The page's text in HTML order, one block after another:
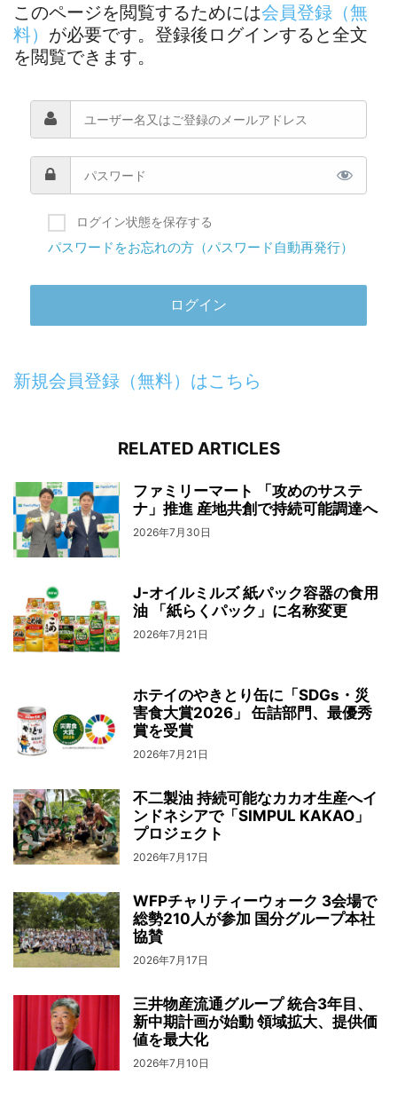
このページを閲覧するためには会員登録（無
料） が必要です。登録後ログインすると全文
を閲覧できます。
ログイン状態を保存する
パスワードをお忘れの方（パスワード自動再発行）
新規会員登録（無料）はこちら
RELATED ARTICLES
ファミリーマート 「攻めのサステ
ナ」推進 産地共創で持続可能調達へ
2026年7月30日
J-オイルミルズ 紙パック容器の食用
油 「紙らくパック」に名称変更
2026年7月21日
ホテイのやきとり缶に「SDGs・災
害食大賞2026」 缶詰部門、最優秀
賞を受賞
2026年7月21日
不二製油 持続可能なカカオ生産へイ
ンドネシアで「SIMPUL KAKAO」
プロジェクト
2026年7月17日
WFPチャリティーウォーク 3会場で
総勢210人が参加 国分グループ本社
協賛
2026年7月17日
三井物産流通グループ 統合3年目、
新中期計画が始動 領域拡大、提供価
値を最大化
2026年7月10日